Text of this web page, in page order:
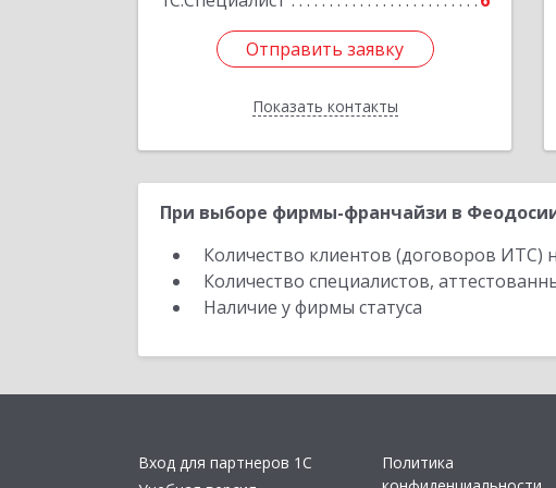
Отправить заявку
Показать контакты
Отправить заявку
Назад
При выборе фирмы-франчайзи в
Количество клиентов (договоров
Количество специалистов,
Наличие у фирмы статуса
Вход для партнеров 1С
Политика